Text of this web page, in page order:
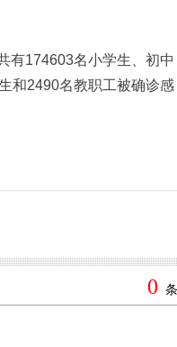
174603名小学生、初中
和2490名教职工被确诊感